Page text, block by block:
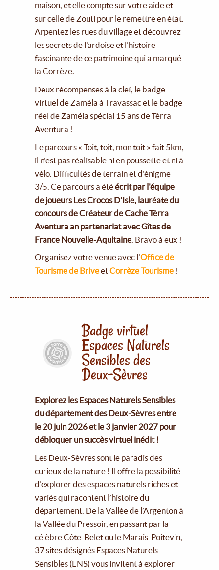
maison, et elle compte sur votre aide et
sur celle de Zouti pour le remettre en état.
Arpentez les rues du village et découvrez
les secrets de l’ardoise et l’histoire
fascinante de ce patrimoine qui a marqué
la Corrèze.
Deux récompenses à la clef, le badge
virtuel de Zaméla à Travassac et le badge
réel de Zaméla spécial 15 ans de Tèrra
Aventura !
Le parcours « Toit, toit, mon toit » fait 5km,
il n'est pas réalisable ni en poussette et ni à
vélo. Difficultés de terrain et d'énigme
3/5. Ce parcours a étéécrit par l'équipe
de joueurs Les Crocos D’Isle, lauréate du
concours de Créateur de Cache Tèrra
Aventura an partenariat avec Gîtes de
France Nouvelle-Aquitaine . Bravo à eux !
Organisez votre venue avec l'Office de
Tourisme de BriveetCorrèze Tourisme !
Badge virtuel
Espaces Naturels
Sensibles des
Deux-Sèvres
Explorez les Espaces Naturels Sensibles
du département des Deux-Sèvres entre
le 20 juin 2026 et le 3 janvier 2027 pour
débloquer un succès virtuel inédit !
Les Deux-Sèvres sont le paradis des
curieux de la nature ! Il offre la possibilité
d’explorer des espaces naturels riches et
variés qui racontent l’histoire du
département. De la Vallée de l’Argenton à
la Vallée du Pressoir, en passant par la
célèbre Côte-Belet ou le Marais-Poitevin,
37 sites désignés Espaces Naturels
Sensibles (ENS) vous invitent à explorer